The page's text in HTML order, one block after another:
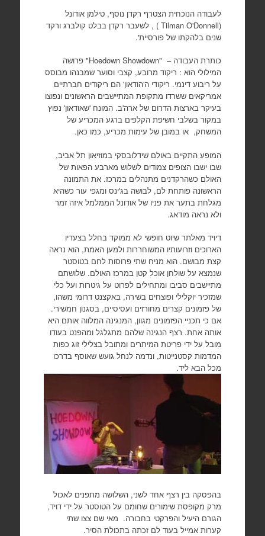
לעבודה הנוכחית הצטרף רקדן נוסף, טילמן אודונל
(Tilman O'Donnell ) , לשעבר רקדן בבלט קולברג ורקד
שנים בלהקתו של פורסיית'.
כותרת העבודה – "Hoedown Showdown" פרושה
המילולי הוא : ריקוד מרובע, קצבי וסוער שמבנהו מבוסס
על ריבוע דינמי. ריקודי ה'הודאון' הם ריקודים חברתיים
אמריקאים ששרדו מתקופת המתיישבים הראשונים ונפוצו
בעיקר בארצות הדרום של ארה'ב. המונח 'שאודאון' נפוץ
במקור בשלבי חשיפת הקלפים ברגע המכריע של
המשחק, או במובן של עימות מכריע, כמו כאן.
המופע התקיים באולם שידלובסקי במוזיאון תל אביב,
שבו ישבו הצופים צמודים לשלוש מארבע הפאות של
האולם כשהרקדנים מתנהלים במרכז. את התמונה
הראשונה פותחת לם, לבושה בג'ינס ומגפי עור כשהיא
מגלחת בתער את פניו של אודונל הממלמל איזה זמר
ולא נראה מודאג.
דיויד מאלתר שיוט חופשי לא ממוקד בחלל בצעדיו
הארוכים וזרועותיו המשוחררות ולמען האמת, הוא נראה
קצת מבושם. הוא מניח שתי פרוסות לחם בטוסטר
שנמצא על שולחן אוכל קטן במרכז האולם. שלושתם
מתיישבים סביבו ומתחילים לפרוט על גיטרות ועל כלי
שמזכיר יוקלילי ופוצחים בשירה, באקצנט דרומי משהו,
של פזמונים קצרים מחורזים ועסיסיים, בסגנון חמשירי.
אם כי תכניי הפזמונים מגוון, המנגינה המלווה אותם היא
אותה אחת. רצף הנגינה שלהם מתגלגל ומהפנט בעודו
מובל על ידי פריטת המיתרים ומתובל בצלילי זוג כפות
המדמות קסטנייטות, ונדמה לנחל גועש שאוסף בדרכו
מכל הבא ליד.
בהפסקה בין רצף אחד לשני, השלושה מתפנים לאכול
מרק מקופסת שימורים שחומם על הטוסטר על ידי דויד,
הגורם היעיל והפרקטי בחבורה. מאי שם צצו שתי
קערות אמייל בעוד לם זכתה בתכולת הסיר.